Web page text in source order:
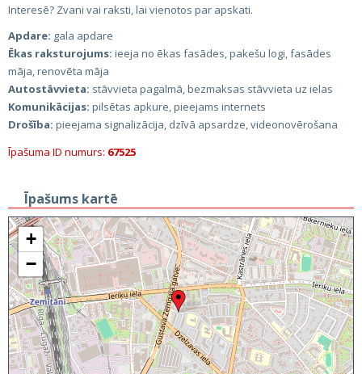
Interesē? Zvani vai raksti, lai vienotos par apskati.
Apdare: gala apdare
Ēkas raksturojums: ieeja no ēkas fasādes, pakešu logi, fasādes
māja, renovēta māja
Autostāvvieta: stāvvieta pagalmā, bezmaksas stāvvieta uz ielas
Komunikācijas: pilsētas apkure, pieejams internets
Drošība: pieejama signalizācija, dzīvā apsardze, videonovērošana
Īpašuma ID numurs: 67525
Īpašums kartē
+
−